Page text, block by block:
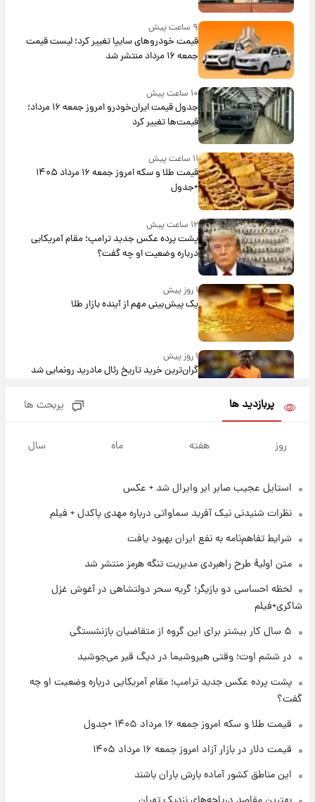
۹ ساعت پیش
قیمت خودروهای سایپا تغییر کرد؛ لیست قیمت
جمعه ۱۶ مرداد منتشر شد
۱۰ ساعت پیش
جدول قیمت ایران‌خودرو امروز جمعه ۱۶ مرداد؛
قیمت‌ها تغییر کرد
۱۱ ساعت پیش
قیمت طلا و سکه امروز جمعه ۱۶ مرداد ۱۴۰۵
+جدول
۱۲ ساعت پیش
پشت پرده عکس جدید ترامپ؛ مقام آمریکایی
درباره وضعیت او چه گفت؟
۱ روز پیش
یک پیش‌بینی مهم از آینده بازار طلا
۱ روز پیش
گران‌ترین خرید تاریخ رئال مادرید رونمایی شد
روزها پربارش‌تر خواهند بود؟
۱ روز پیش
شد؛ تیکدری، محبی و سرگیف با اعداد ویژه
جزئیات فعال‌سازی «کیف پول ایران» اعلام
شد+فیلم
تغییر تند قیمت محصولات ایران‌خودرو و سایپا
امروز پنجشنبه ۱۵ مرداد ۱۴۰۵ +جدول
۱ روز پیش
۱ روز پیش
شد
پربازدید ها پربحث ها
روز هفته ماه سال
استایل عجیب صابر ابر وایرال شد + عکس
نظرات شنیدنی نیک آفرید سماواتی درباره مهدی پاکدل + فیلم
شرایط تفاهم‌نامه به نفع ایران بهبود یافت
متن اولیۀ طرح راهبردی مدیریت تنگه هرمز منتشر شد
لحظه احساسی دو بازیگر؛ گریه سحر دولتشاهی در آغوش غزل
شاکری+فیلم
۵ سال کار بیشتر برای این گروه از متقاضیان بازنشستگی
در ششم اوت؛ وقتی هیروشیما در دیگ قیر می‌جوشید
پشت پرده عکس جدید ترامپ؛ مقام آمریکایی درباره وضعیت او چه
گفت؟
قیمت طلا و سکه امروز جمعه ۱۶ مرداد ۱۴۰۵ +جدول
قیمت دلار در بازار آزاد امروز جمعه ۱۶ مرداد ۱۴۰۵
این مناطق کشور آماده بارش باران باشند